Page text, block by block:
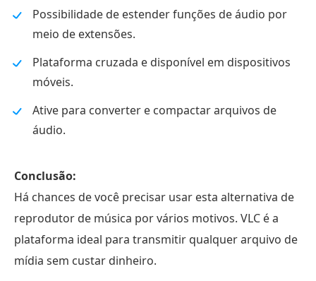
Possibilidade de estender funções de áudio por
meio de extensões.
Plataforma cruzada e disponível em dispositivos
móveis.
Ative para converter e compactar arquivos de
áudio.
Conclusão:
Há chances de você precisar usar esta alternativa de
reprodutor de música por vários motivos. VLC é a
plataforma ideal para transmitir qualquer arquivo de
mídia sem custar dinheiro.